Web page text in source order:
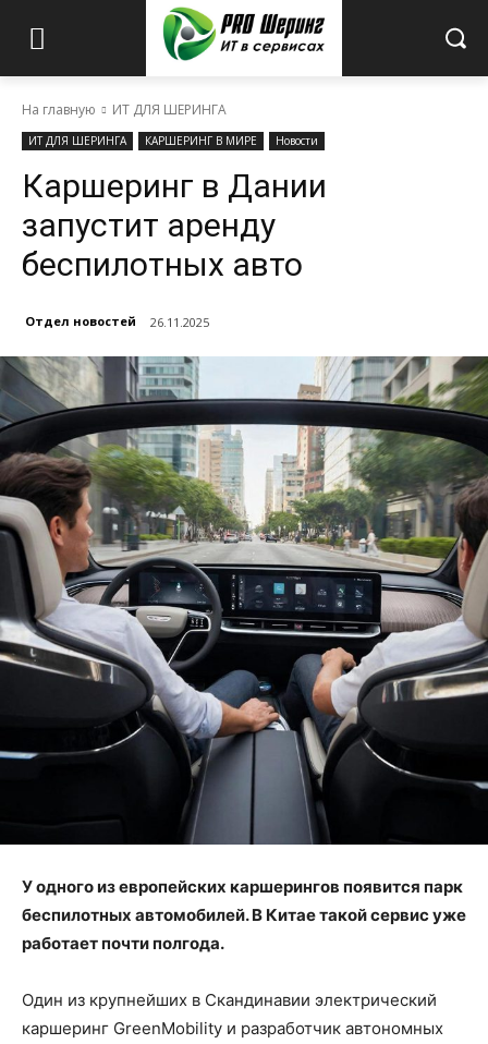
На главную ИТ ДЛЯ ШЕРИНГА
ИТ ДЛЯ ШЕРИНГА КАРШЕРИНГ В МИРЕ Новости
Каршеринг в Дании
запустит аренду
беспилотных авто
Отдел новостей 26.11.2025
У одного из европейских каршерингов появится парк
беспилотных автомобилей. В Китае такой сервис уже
работает почти полгода.
Один из крупнейших в Скандинавии электрический
каршеринг GreenMobility и разработчик автономных